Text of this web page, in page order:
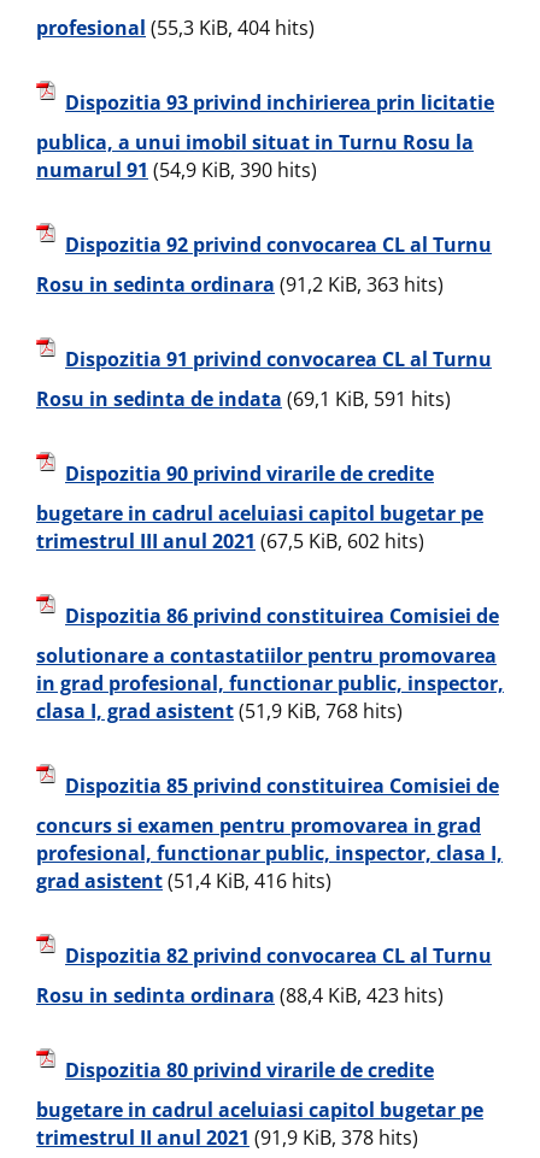
profesional (55,3 KiB, 404 hits)
Dispozitia 93 privind inchirierea prin licitatie
publica, a unui imobil situat in Turnu Rosu la
numarul 91 (54,9 KiB, 390 hits)
Dispozitia 92 privind convocarea CL al Turnu
Rosu in sedinta ordinara (91,2 KiB, 363 hits)
Dispozitia 91 privind convocarea CL al Turnu
Rosu in sedinta de indata (69,1 KiB, 591 hits)
Dispozitia 90 privind virarile de credite
bugetare in cadrul aceluiasi capitol bugetar pe
trimestrul III anul 2021 (67,5 KiB, 602 hits)
Dispozitia 86 privind constituirea Comisiei de
solutionare a contastatiilor pentru promovarea
in grad profesional, functionar public, inspector,
clasa I, grad asistent(51,9 KiB, 768 hits)
Dispozitia 85 privind constituirea Comisiei de
concurs si examen pentru promovarea in grad
profesional, functionar public, inspector, clasa I,
grad asistent(51,4 KiB, 416 hits)
Dispozitia 82 privind convocarea CL al Turnu
Rosu in sedinta ordinara (88,4 KiB, 423 hits)
Dispozitia 80 privind virarile de credite
bugetare in cadrul aceluiasi capitol bugetar pe
trimestrul II anul 2021 (91,9 KiB, 378 hits)